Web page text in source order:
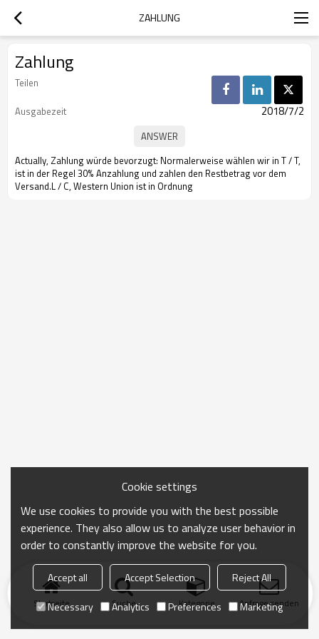
ZAHLUNG
Zahlung
Teilen
Ausgabezeit
2018/7/2
Actually, Zahlung würde bevorzugt: Normalerweise wählen wir in T / T,
ist in der Regel 30% Anzahlung und zahlen den Restbetrag vor dem
Versand.L / C, Western Union ist in Ordnung
Startseite Suche Kategorie Anfrage senden
Cookie settings
We use cookies to provide you with the best possible
experience. They also allow us to analyze user behavior in
order to constantly improve the website for you.
Accept all Accept Selection
Reject All
Necessary
Analytics Preferences Marketing